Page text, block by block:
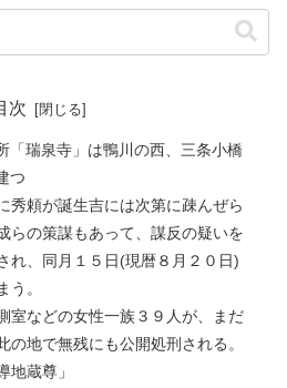
次
「瑞泉寺」は鴨川の西、三条小橋
つ
秀頼が誕生吉には次第に疎んぜら
らの策謀もあって、謀反の疑いを
れ、同月１５日(現暦８月２０日)
う。
室などの女性一族３９人が、まだ
の地で無残にも公開処刑される。
地蔵尊」